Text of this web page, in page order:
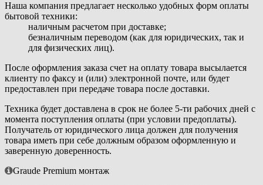
Наша компания предлагает несколько удобных форм оплаты
бытовой техники:
наличным расчетом при доставке;
безналичным переводом (как для юридических, так и
для физических лиц).
После оформления заказа счет на оплату товара высылается
клиенту по факсу и (или) электронной почте, или будет
предоставлен при передаче товара после доставки.
Техника будет доставлена в срок не более 5-ти рабочих дней с
момента поступления оплаты (при условии предоплаты).
Получатель от юридического лица должен для получения
товара иметь при себе должным образом оформленную и
заверенную доверенность.
Graude Premium монтаж